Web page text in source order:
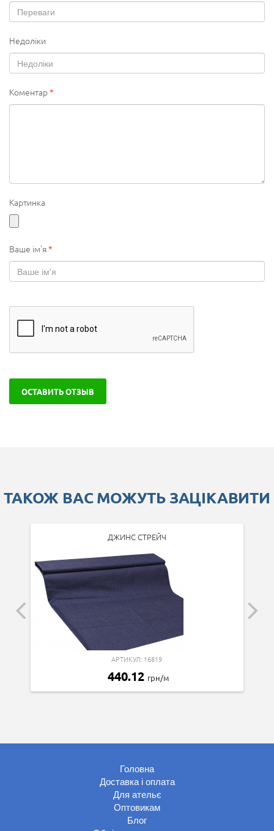
Недоліки
Коментар*
Картинка
Ваше ім'я*
ОСТАВИТЬ ОТЗЫВ
ТАКОЖ ВАС МОЖУТЬ ЗАЦІКАВИТИ
ДЖИНС СТРЕЙЧ
АРТИКУЛ: 16819
440.12 грн/м
Головна
Доставка і оплата
Для ательє
Оптовикам
Блог